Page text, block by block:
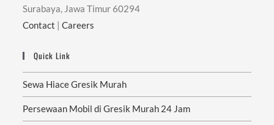
Surabaya, Jawa Timur 60294
Contact |Careers
Quick Link
Sewa Hiace Gresik Murah
Persewaan Mobil di Gresik Murah 24 Jam